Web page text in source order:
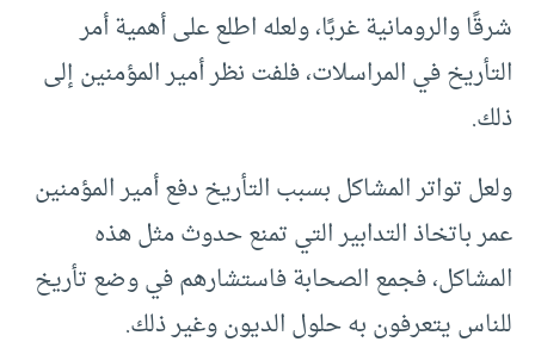
شرقًا والرومانية غربًا، ولعله اطلع على أهمية أمر
التأريخ في المراسلات، فلفت نظر أمير المؤمنين إلى
ذلك.
ولعل تواتر المشاكل بسبب التأريخ دفع أمير المؤمنين
عمر باتخاذ التدابير التي تمنع حدوث مثل هذه
المشاكل، فجمع الصحابة فاستشارهم في وضع تأريخ
للناس يتعرفون به حلول الديون وغير ذلك.